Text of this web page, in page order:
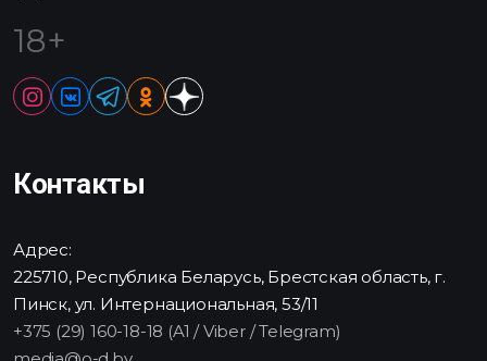
18+
Контакты
Адрес:
225710, Республика Беларусь, Брестская область, г.
Пинск, ул. Интернациональная, 53/11
+375 (29) 160-18-18 (A1 / Viber / Telegram)